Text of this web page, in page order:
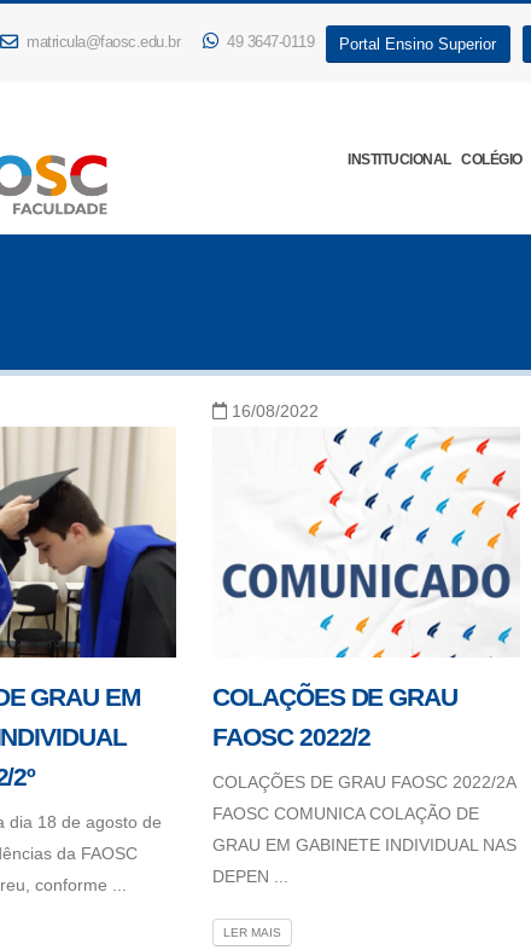
matricula@faosc.edu.br 49 3647-0119 Portal Ensino Superior
INSTITUCIONAL COLÉGIO
GRAU EM
2º
dia 18 de agosto de
da FAOSC
conforme ...
16/08/2022
COLAÇÕES DE GRAU
FAOSC 2022/2
COLAÇÕES DE GRAU FAOSC 2022/2A
FAOSC COMUNICA COLAÇÃO DE
GRAU EM GABINETE INDIVIDUAL NAS
DEPEN ...
LER MAIS